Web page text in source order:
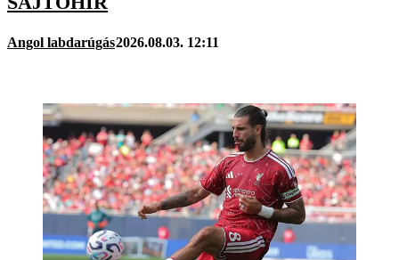
Angol labdarúgás2026.08.03. 12:11